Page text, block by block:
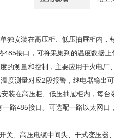
独安装在高压柜、低压抽屉柜内，
接口，可将采集到的温度数据上
的测量和控制，主要应用于火电厂
度测量对应2段报警，继电器输出
装在高压柜、低压抽屉柜内，每
路485接口、可选配一路以太网口
、高压电缆中间头、干式变压器